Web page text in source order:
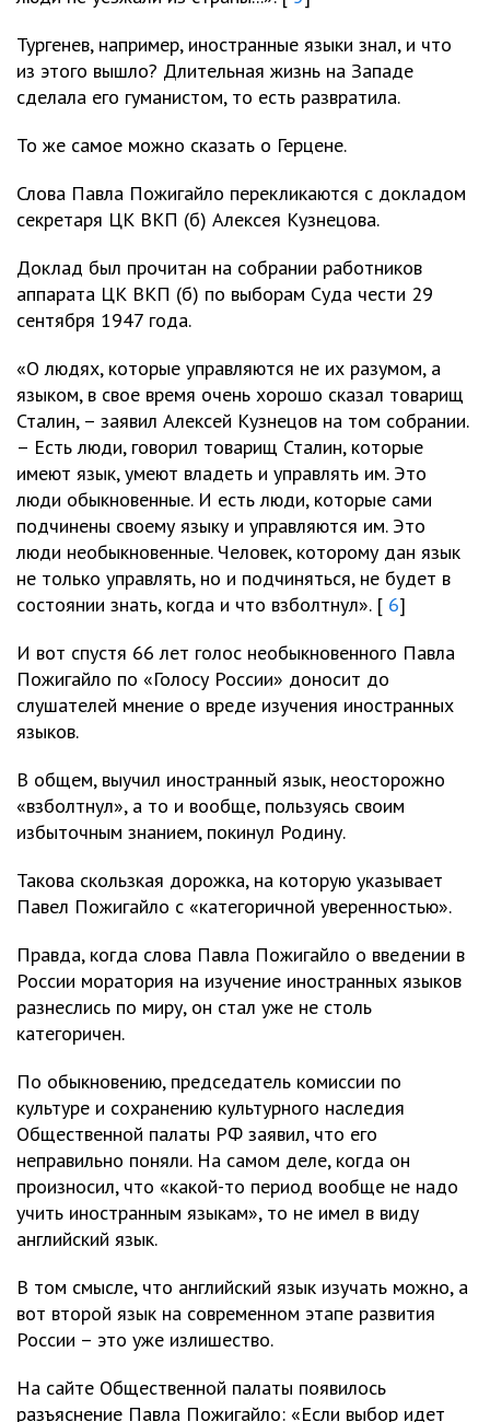
Тургенев, например, иностранные языки знал, и что
из этого вышло? Длительная жизнь на Западе
сделала его гуманистом, то есть развратила.
То же самое можно сказать о Герцене.
Слова Павла Пожигайло перекликаются с докладом
секретаря ЦК ВКП (б) Алексея Кузнецова.
Доклад был прочитан на собрании работников
аппарата ЦК ВКП (б) по выборам Суда чести 29
сентября 1947 года.
«О людях, которые управляются не их разумом, а
языком, в свое время очень хорошо сказал товарищ
Сталин, – заявил Алексей Кузнецов на том собрании.
– Есть люди, говорил товарищ Сталин, которые
имеют язык, умеют владеть и управлять им. Это
люди обыкновенные. И есть люди, которые сами
подчинены своему языку и управляются им. Это
люди необыкновенные. Человек, которому дан язык
не только управлять, но и подчиняться, не будет в
состоянии знать, когда и что взболтнул». [ 6]
И вот спустя 66 лет голос необыкновенного Павла
Пожигайло по «Голосу России» доносит до
слушателей мнение о вреде изучения иностранных
языков.
В общем, выучил иностранный язык, неосторожно
«взболтнул», а то и вообще, пользуясь своим
избыточным знанием, покинул Родину.
Такова скользкая дорожка, на которую указывает
Павел Пожигайло с «категоричной уверенностью».
Правда, когда слова Павла Пожигайло о введении в
России моратория на изучение иностранных языков
разнеслись по миру, он стал уже не столь
категоричен.
По обыкновению, председатель комиссии по
культуре и сохранению культурного наследия
Общественной палаты РФ заявил, что его
неправильно поняли. На самом деле, когда он
произносил, что «какой-то период вообще не надо
учить иностранным языкам», то не имел в виду
английский язык.
В том смысле, что английский язык изучать можно, а
вот второй язык на современном этапе развития
России – это уже излишество.
На сайте Общественной палаты появилось
разъяснение Павла Пожигайло: «Если выбор идет